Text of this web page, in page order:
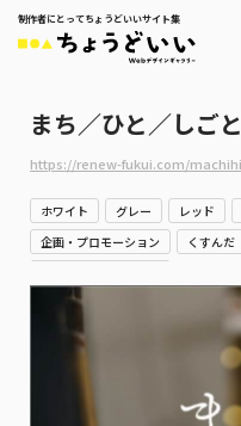
制作者にとってちょうどいいサイト集
まち／ひと／しごと
https://renew-fukui.com/
ホワイト グレー レッド
企画・プロモーション
くすんだ